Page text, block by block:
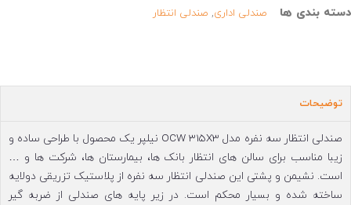
دسته بندی ها صندلی اداری, صندلی انتظار
توضیحات
صندلی انتظار سه نفره مدل OCW 315X3 نیلپر یک محصول با طراحی ساده و
زیبا مناسب برای سالن های انتظار بانک ها، بیمارستان ها، شرکت ها و …
است. نشیمن و پشتی این صندلی انتظار سه نفره از پلاستیک تزریقی دولایه
ساخته شده و بسیار محکم است. در زیر پایه های صندلی از ضربه گیر